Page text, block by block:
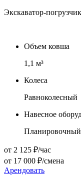
Экскаватор-
Объем ковша
1,1 м³
Колеса
Равноколесный
Навесное
от 2 125 ₽/час
от 17 000 ₽/смена
Арендовать